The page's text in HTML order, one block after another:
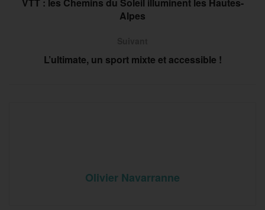
VTT : les Chemins du Soleil illuminent les Hautes-
Alpes
L’ultimate, un sport mixte et accessible !
Olivier Navarranne